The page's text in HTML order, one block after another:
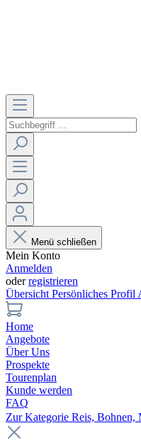
Menü schließen
Mein Konto
Anmelden
oderregistrieren
Übersicht Persönliches Profil
Home
Angebote
Über Uns
Prospekte
Tourenplan
Kunde werden
FAQ
Zur Kategorie Reis, Bohnen,